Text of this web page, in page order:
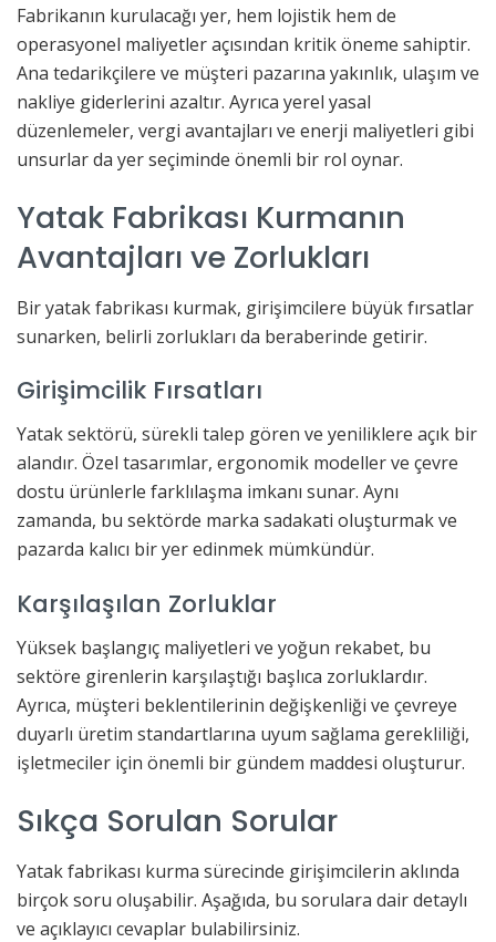
Fabrikanın kurulacağı yer, hem lojistik hem de
operasyonel maliyetler açısından kritik öneme sahiptir.
Ana tedarikçilere ve müşteri pazarına yakınlık, ulaşım ve
nakliye giderlerini azaltır. Ayrıca yerel yasal
düzenlemeler, vergi avantajları ve enerji maliyetleri gibi
unsurlar da yer seçiminde önemli bir rol oynar.
Yatak Fabrikası Kurmanın
Avantajları ve Zorlukları
Bir yatak fabrikası kurmak, girişimcilere büyük fırsatlar
sunarken, belirli zorlukları da beraberinde getirir.
Girişimcilik Fırsatları
Yatak sektörü, sürekli talep gören ve yeniliklere açık bir
alandır. Özel tasarımlar, ergonomik modeller ve çevre
dostu ürünlerle farklılaşma imkanı sunar. Aynı
zamanda, bu sektörde marka sadakati oluşturmak ve
pazarda kalıcı bir yer edinmek mümkündür.
Karşılaşılan Zorluklar
Yüksek başlangıç maliyetleri ve yoğun rekabet, bu
sektöre girenlerin karşılaştığı başlıca zorluklardır.
Ayrıca, müşteri beklentilerinin değişkenliği ve çevreye
duyarlı üretim standartlarına uyum sağlama gerekliliği,
işletmeciler için önemli bir gündem maddesi oluşturur.
Sıkça Sorulan Sorular
Yatak fabrikası kurma sürecinde girişimcilerin aklında
birçok soru oluşabilir. Aşağıda, bu sorulara dair detaylı
ve açıklayıcı cevaplar bulabilirsiniz.